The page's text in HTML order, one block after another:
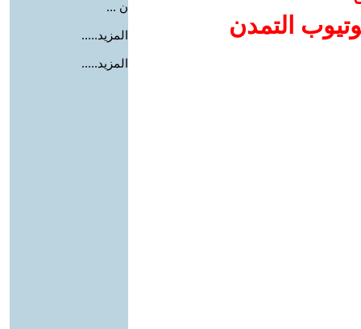
التمدن
ن ...
المزيد.....
المزيد.....